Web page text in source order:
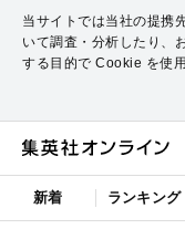
当サイトでは当社の提携
いて調査・分析したり、
する目的で Cookie を使
新着 ランキング